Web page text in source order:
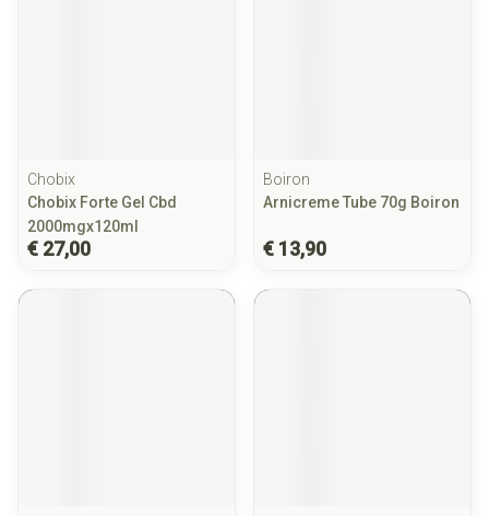
Chobix
Chobix Forte Gel Cbd
2000mgx120ml
€ 27,00
Boiron
Arnicreme Tube 70g Boiron
€ 13,90